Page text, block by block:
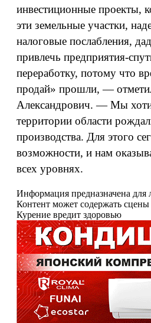
инвестиционные проекты,
эти земельные участки,
налоговые послабления,
привлечь предприятия-
переработку, потому что
продай» прошли, —
Александрович. — Мы
территории области
производства. Для этого
возможности, и нам
всех уровнях.
Информация предназначена для
Контент может содержать сцены
Курение вредит здоровью